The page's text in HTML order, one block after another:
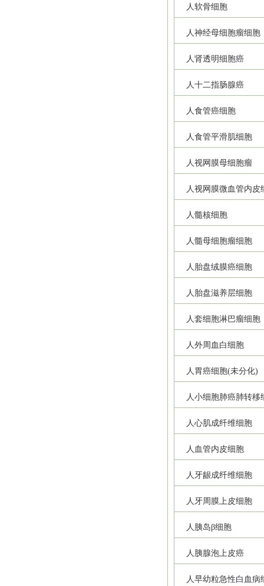
人软骨细胞
人神经母细胞瘤细胞
人肾透明细胞癌
人十二指肠腺癌
人食管癌细胞
人食管平滑肌细胞
人视网膜母细胞瘤
人视网膜微血管内皮
人髓核细胞
人髓母细胞瘤细胞
人胎盘绒膜癌细胞
人胎盘滋养层细胞
人套细胞淋巴瘤细胞
人外周血白细胞
人胃癌细胞(未分化)
人小细胞肺癌肺转移
人心肌成纤维细胞
人血管内皮细胞
人牙龈成纤维细胞
人牙周膜上皮细胞
人胰岛β细胞
人胰腺泡上皮癌
人早幼粒急性白血病